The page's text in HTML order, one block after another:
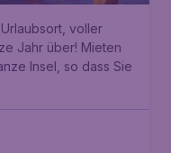
voller
Jahr über! Mieten
Insel, so dass Sie